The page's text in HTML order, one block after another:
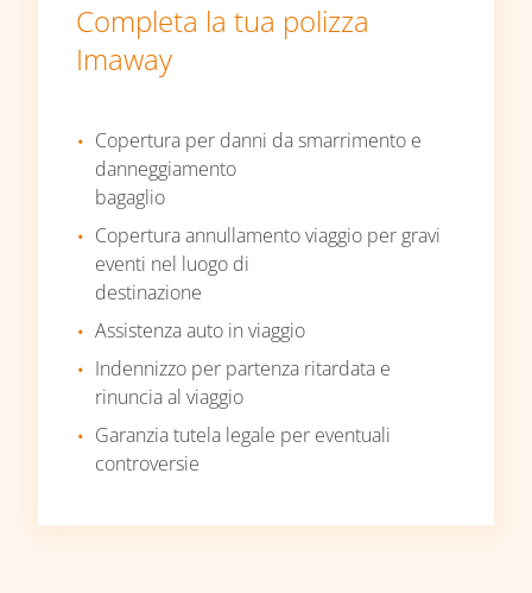
Completa la tua polizza
Imaway
Copertura per danni da smarrimento e
danneggiamento
bagaglio
Copertura annullamento viaggio per gravi
eventi nel luogo di
destinazione
Assistenza auto in viaggio
Indennizzo per partenza ritardata e
rinuncia al viaggio
Garanzia tutela legale per eventuali
controversie